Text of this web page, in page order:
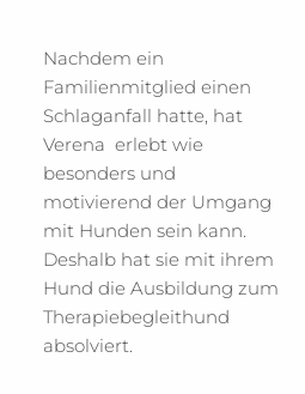
Nachdem ein
Familienmitglied einen
Schlaganfall hatte, hat
Verena erlebt wie
besonders und
motivierend der Umgang
mit Hunden sein kann.
Deshalb hat sie mit ihrem
Hund die Ausbildung zum
Therapiebegleithund
absolviert.